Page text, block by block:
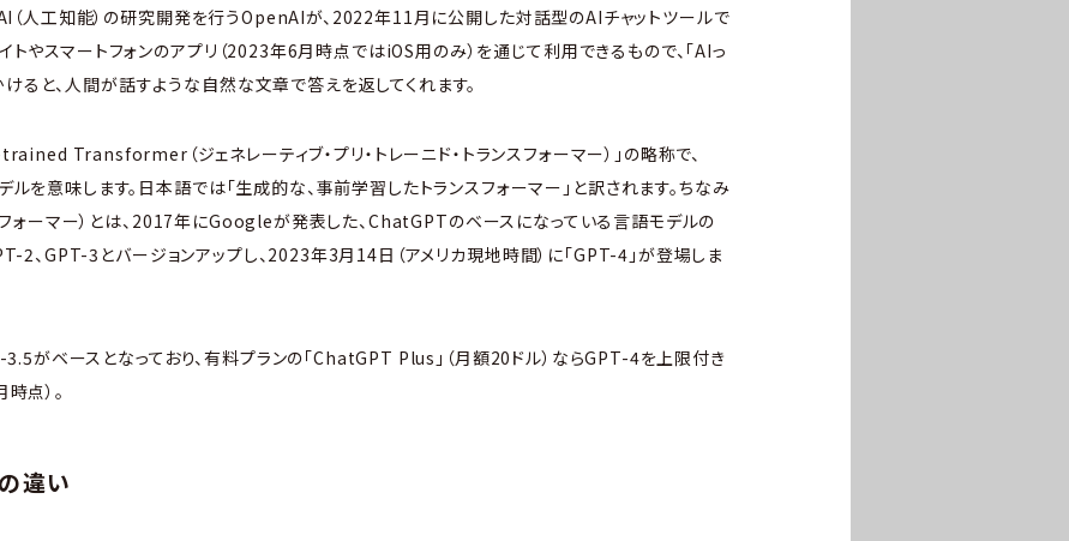
（人工知能）の研究開発を行うOpenAIが、2022年11月に公開した対話型のAIチャットツールで
トやスマートフォンのアプリ（2023年6月時点ではiOS用のみ）を通じて利用できるもので、「AIっ
ると、人間が話すような自然な文章で答えを返してくれます。
Transformer（ジェネレーティブ・プリ・トレーニド・トランスフォーマー）」の略称で、
を意味します。日本語では「生成的な、事前学習したトランスフォーマー」と訳されます。ちなみ
ーマー）とは、2017年にGoogleが発表した、ChatGPTのベースになっている言語モデルの
2、GPT-3とバージョンアップし、2023年3月14日（アメリカ現地時間）に「GPT-4」が登場しま
がベースとなっており、有料プランの「ChatGPT Plus」（月額20ドル）ならGPT-4を上限付き
点）。
違い